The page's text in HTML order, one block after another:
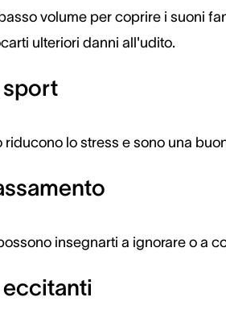
volume per coprire i suoni
ulteriori danni all'udito.
sport
lo stress e sono una
insegnarti a ignorare o a
eccitanti